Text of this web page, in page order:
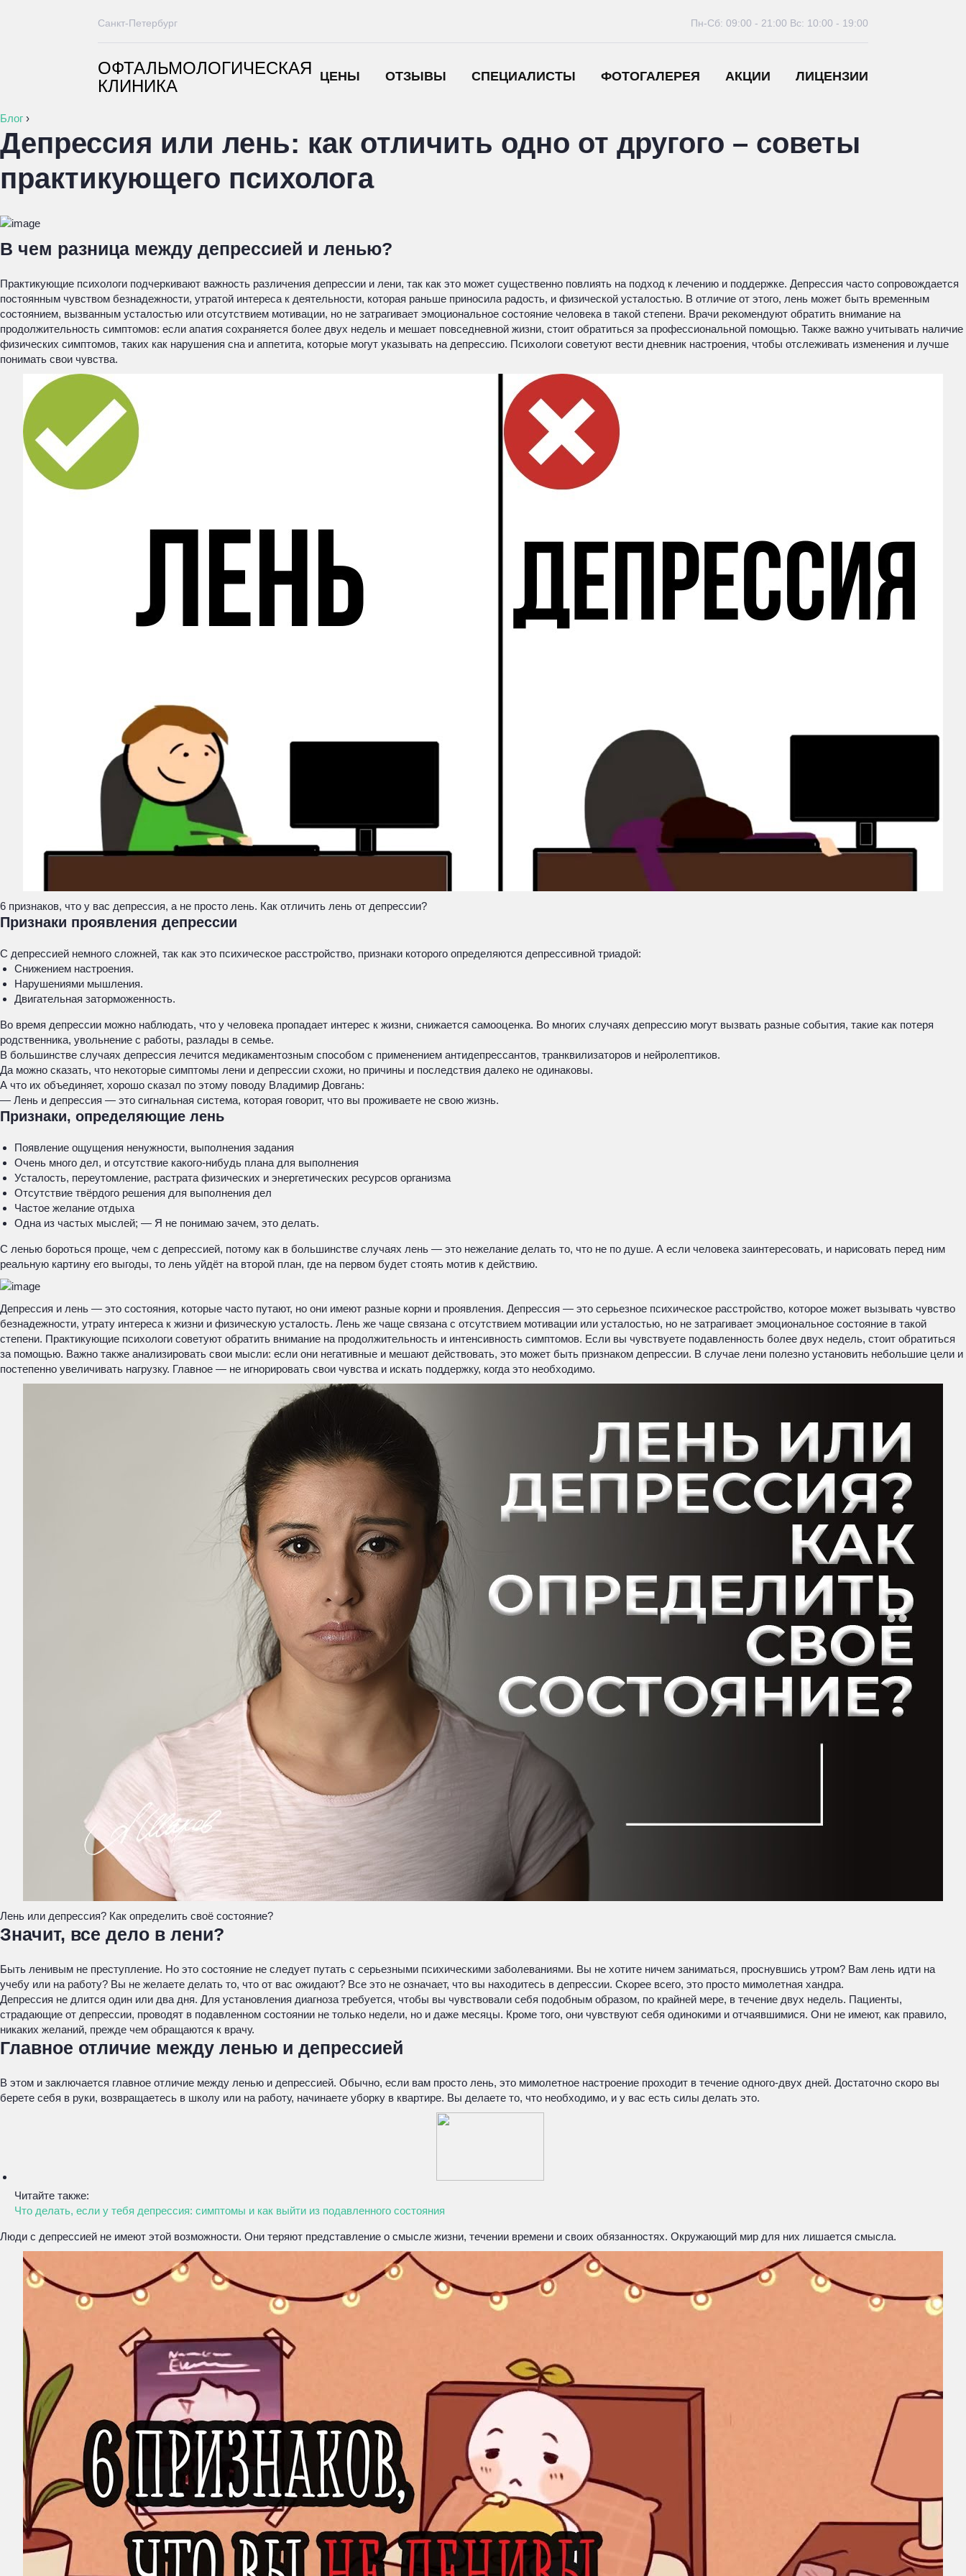
ОФТАЛЬМОЛОГИЧЕСКАЯ
КЛИНИКА
ЦЕНЫ ОТЗЫВЫ СПЕЦИАЛИСТЫ ФОТОГАЛЕРЕЯ АКЦИИ ЛИЦЕНЗИИ
Санкт-Петербург Пн-Сб: 09:00 - 21:00 Вс: 10:00 - 19:00
Блог ›
Депрессия или лень: как отличить одно от другого – советы
практикующего психолога
В чем разница между депрессией и ленью?
Практикующие психологи подчеркивают важность различения депрессии и лени, так как это может существенно повлиять на подход к лечению и поддержке. Депрессия часто сопровождается
постоянным чувством безнадежности, утратой интереса к деятельности, которая раньше приносила радость, и физической усталостью. В отличие от этого, лень может быть временным
состоянием, вызванным усталостью или отсутствием мотивации, но не затрагивает эмоциональное состояние человека в такой степени. Врачи рекомендуют обратить внимание на
продолжительность симптомов: если апатия сохраняется более двух недель и мешает повседневной жизни, стоит обратиться за профессиональной помощью. Также важно учитывать наличие
физических симптомов, таких как нарушения сна и аппетита, которые могут указывать на депрессию. Психологи советуют вести дневник настроения, чтобы отслеживать изменения и лучше
понимать свои чувства.
6 признаков, что у вас депрессия, а не просто лень. Как отличить лень от депрессии?
Признаки проявления депрессии
С депрессией немного сложней, так как это психическое расстройство, признаки которого определяются депрессивной триадой:
Снижением настроения.
Нарушениями мышления.
Двигательная заторможенность.
Во время депрессии можно наблюдать, что у человека пропадает интерес к жизни, снижается самооценка. Во многих случаях депрессию могут вызвать разные события, такие как потеря
родственника, увольнение с работы, разлады в семье.
В большинстве случаях депрессия лечится медикаментозным способом с применением антидепрессантов, транквилизаторов и нейролептиков.
Да можно сказать, что некоторые симптомы лени и депрессии схожи, но причины и последствия далеко не одинаковы.
А что их объединяет, хорошо сказал по этому поводу Владимир Довгань:
— Лень и депрессия — это сигнальная система, которая говорит, что вы проживаете не свою жизнь.
Признаки, определяющие лень
Появление ощущения ненужности, выполнения задания
Очень много дел, и отсутствие какого-нибудь плана для выполнения
Усталость, переутомление, растрата физических и энергетических ресурсов организма
Отсутствие твёрдого решения для выполнения дел
Частое желание отдыха
Одна из частых мыслей; — Я не понимаю зачем, это делать.
С ленью бороться проще, чем с депрессией, потому как в большинстве случаях лень — это нежелание делать то, что не по душе. А если человека заинтересовать, и нарисовать перед ним
реальную картину его выгоды, то лень уйдёт на второй план, где на первом будет стоять мотив к действию.
Депрессия и лень — это состояния, которые часто путают, но они имеют разные корни и проявления. Депрессия — это серьезное психическое расстройство, которое может вызывать чувство
безнадежности, утрату интереса к жизни и физическую усталость. Лень же чаще связана с отсутствием мотивации или усталостью, но не затрагивает эмоциональное состояние в такой
степени. Практикующие психологи советуют обратить внимание на продолжительность и интенсивность симптомов. Если вы чувствуете подавленность более двух недель, стоит обратиться
за помощью. Важно также анализировать свои мысли: если они негативные и мешают действовать, это может быть признаком депрессии. В случае лени полезно установить небольшие цели и
постепенно увеличивать нагрузку. Главное — не игнорировать свои чувства и искать поддержку, когда это необходимо.
Лень или депрессия? Как определить своё состояние?
Значит, все дело в лени?
Быть ленивым не преступление. Но это состояние не следует путать с серьезными психическими заболеваниями. Вы не хотите ничем заниматься, проснувшись утром? Вам лень идти на
учебу или на работу? Вы не желаете делать то, что от вас ожидают? Все это не означает, что вы находитесь в депрессии. Скорее всего, это просто мимолетная хандра.
Депрессия не длится один или два дня. Для установления диагноза требуется, чтобы вы чувствовали себя подобным образом, по крайней мере, в течение двух недель. Пациенты,
страдающие от депрессии, проводят в подавленном состоянии не только недели, но и даже месяцы. Кроме того, они чувствуют себя одинокими и отчаявшимися. Они не имеют, как правило,
никаких желаний, прежде чем обращаются к врачу.
Главное отличие между ленью и депрессией
В этом и заключается главное отличие между ленью и депрессией. Обычно, если вам просто лень, это мимолетное настроение проходит в течение одного-двух дней. Достаточно скоро вы
берете себя в руки, возвращаетесь в школу или на работу, начинаете уборку в квартире. Вы делаете то, что необходимо, и у вас есть силы делать это.
Читайте также:
Что делать, если у тебя депрессия: симптомы и как выйти из подавленного состояния
Люди с депрессией не имеют этой возможности. Они теряют представление о смысле жизни, течении времени и своих обязанностях. Окружающий мир для них лишается смысла.